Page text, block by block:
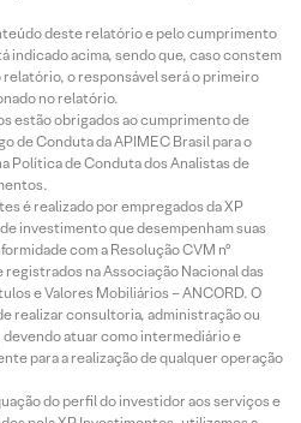
deste relatório e pelo cumprimento
indicado acima, sendo que, caso constem
relatório, o responsável será o primeiro
no relatório.
estão obrigados ao cumprimento de
de Conduta da APIMEC Brasil para o
Política de Conduta dos Analistas de
é realizado por empregados da XP
investimento que desempenham suas
com a Resolução CVM nº
na Associação Nacional das
e Valores Mobiliários – ANCORD. O
realizar consultoria, administração ou
atuar como intermediário e
para a realização de qualquer operação
do perfil do investidor aos serviços e